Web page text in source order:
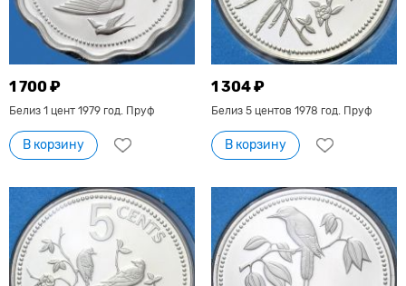
1 700 ₽
Белиз 1 цент 1979 год. Пруф
В корзину
1 304 ₽
Белиз 5 центов 1978 год. Пруф
В корзину